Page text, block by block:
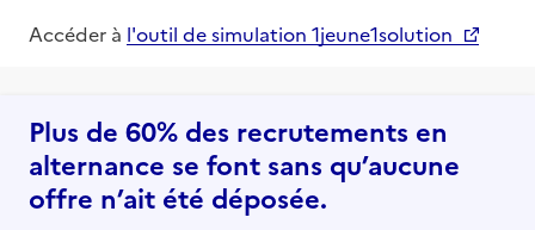
Accéder à l'outil de simulation 1jeune1solution
Plus de 60% des recrutements en
alternance se font sans qu’aucune
offre n’ait été déposée.